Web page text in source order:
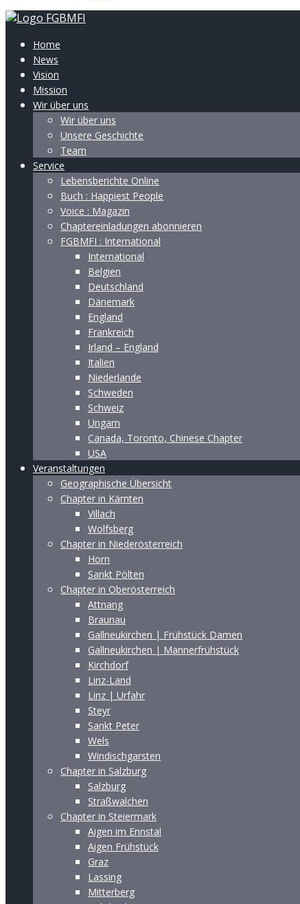
Home
News
Vision
Mission
Wir über uns
Wir über uns
Unsere Geschichte
Team
Service
Lebensberichte Online
Buch : Happiest People
Voice : Magazin
Chaptereinladungen abonnieren
FGBMFI : International
International
Belgien
Deutschland
Dänemark
England
Frankreich
Irland – England
Italien
Niederlande
Schweden
Schweiz
Ungarn
Canada, Toronto, Chinese Chapter
USA
Veranstaltungen
Geographische Übersicht
Chapter in Kärnten
Villach
Wolfsberg
Chapter in Niederösterreich
Horn
Sankt Pölten
Chapter in Oberösterreich
Attnang
Braunau
Gallneukirchen | Frühstück Damen
Gallneukirchen | Männerfrühstück
Kirchdorf
Linz-Land
Linz | Urfahr
Steyr
Sankt Peter
Wels
Windischgarsten
Chapter in Salzburg
Salzburg
Straßwalchen
Chapter in Steiermark
Aigen im Ennstal
Aigen Frühstück
Graz
Lassing
Mitterberg